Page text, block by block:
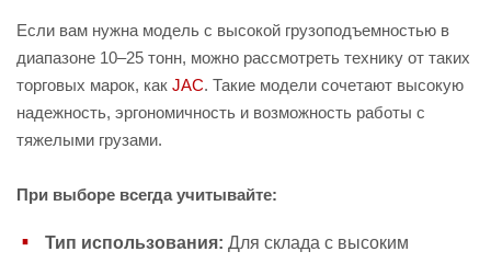
Если вам нужна модель с высокой грузоподъемностью в
диапазоне 10–25 тонн, можно рассмотреть технику от таких
торговых марок, как JAC. Такие модели сочетают высокую
надежность, эргономичность и возможность работы с
тяжелыми грузами.
При выборе всегда учитывайте:
Тип использования: Для склада с высоким